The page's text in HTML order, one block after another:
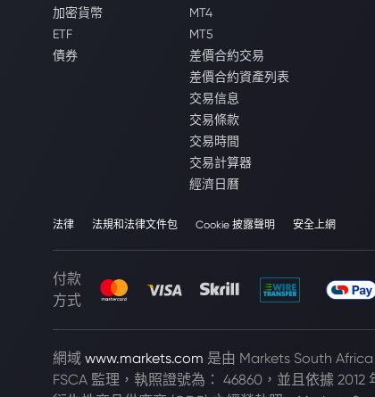
加密貨幣
ETF
債券
MT4
MT5
差價合約交易
差價合約資產列表
交易信息
交易條款
交易時間
交易計算器
經濟日曆
法律 法規和法律文件包 Cookie 披露聲明 安全上網
付款
方式
網域 www.markets.com 是由 Markets South
FSCA 監理，執照證號為： 46860，並且依據